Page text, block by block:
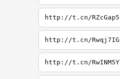
http://t.cn/RZcGap5
http://t.cn/Rwqj7IG
http://t.cn/RwINM5Y